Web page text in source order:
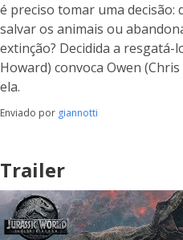
é preciso tomar uma
salvar os animais ou
extinção? Decidida a resgatá-
Howard) convoca Owen
ela.
Enviado por giannotti
Trailer